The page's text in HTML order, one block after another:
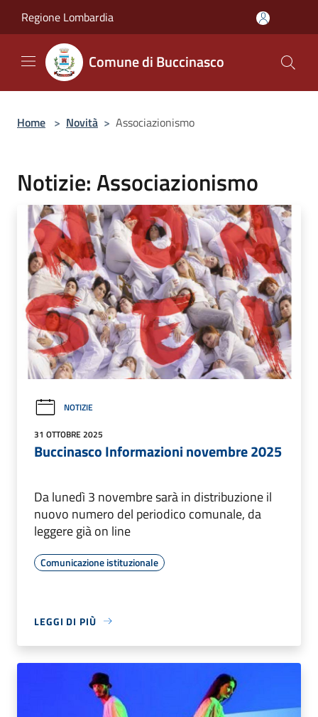
Regione Lombardia
Comune di Buccinasco
Home > Novità > Associazionismo
Notizie: Associazionismo
NOTIZIE
31 OTTOBRE 2025
Buccinasco Informazioni novembre 2025
Da lunedì 3 novembre sarà in distribuzione il
nuovo numero del periodico comunale, da
leggere già on line
Comunicazione istituzionale
LEGGI DI PIÙ